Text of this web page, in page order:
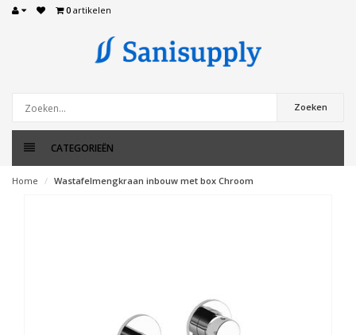
0 artikelen
Zoeken
CATEGORIEËN
Home Wastafelmengkraan inbouw met box Chroom